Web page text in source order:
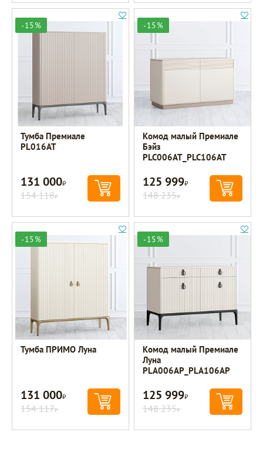
-15%
Тумба Премиале
PL016AT
131 000Р
154 118Р
-15%
Комод малый Премиале
Бэйз
PLC006AT_PLC106AT
125 999Р
148 235Р
-15%
Тумба ПРИМО Луна
131 000Р
154 117Р
-15%
Комод малый Премиале
Луна
PLA006AP_PLA106AP
125 999Р
148 235Р